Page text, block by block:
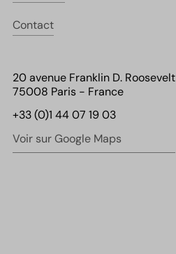
Contact
20 avenue Franklin D. Roosevelt
75008 Paris - France
+33 (0)1 44 07 19 03
Voir sur Google Maps